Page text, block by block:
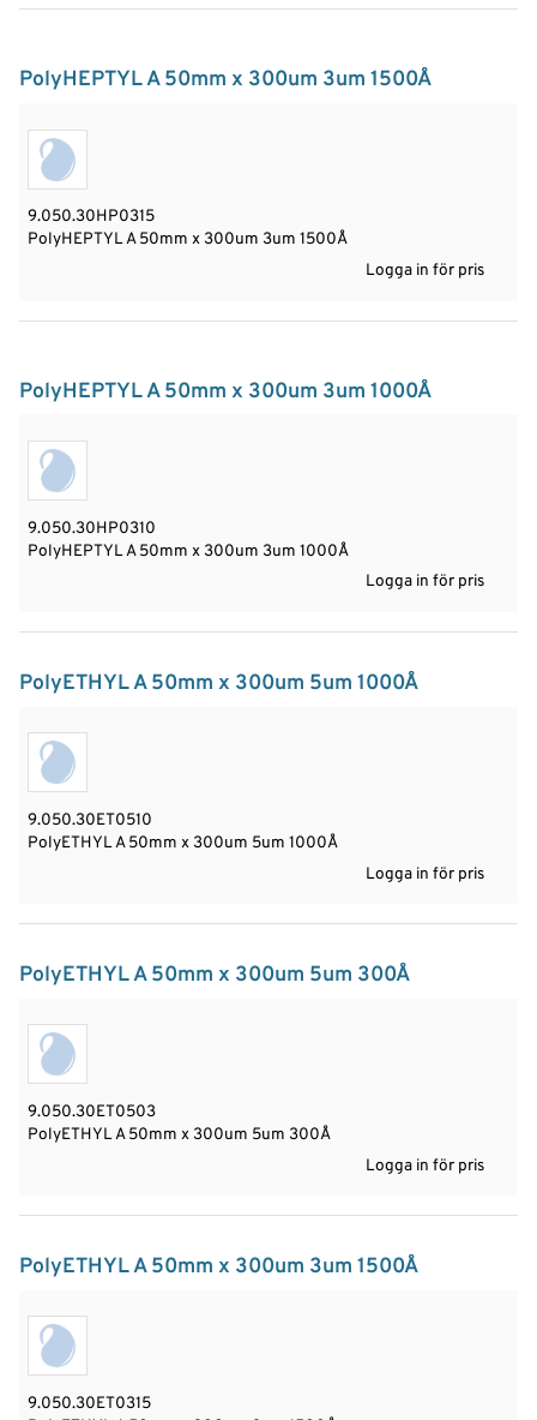
PolyHEPTYL A 50mm x 300um 3um 1500Å
9.050.30HP0315
PolyHEPTYL A 50mm x 300um 3um 1500Å
Logga in för pris
PolyHEPTYL A 50mm x 300um 3um 1000Å
9.050.30HP0310
PolyHEPTYL A 50mm x 300um 3um 1000Å
Logga in för pris
PolyETHYL A 50mm x 300um 5um 1000Å
9.050.30ET0510
PolyETHYL A 50mm x 300um 5um 1000Å
Logga in för pris
PolyETHYL A 50mm x 300um 5um 300Å
9.050.30ET0503
PolyETHYL A 50mm x 300um 5um 300Å
Logga in för pris
PolyETHYL A 50mm x 300um 3um 1500Å
9.050.30ET0315